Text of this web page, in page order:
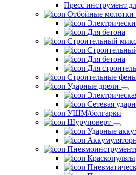
Пресс инструмент
Отбойные молотки
Для бетона
Строительный
Для бетона
Для
Строительные
Ударные дрели
Сетевая
УШМ/болгарки
Шуруповерт
Ударные
Краскопульты